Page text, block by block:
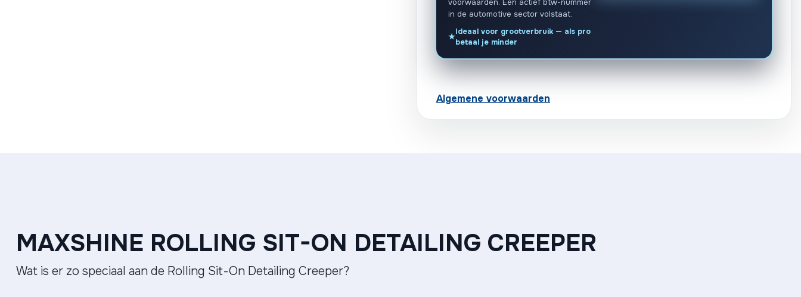
voorwaarden. Een actief btw-nummer
in de automotive sector volstaat.
Ideaal voor grootverbruik — als pro
betaal je minder
Algemene voorwaarden
MAXSHINE ROLLING SIT-ON DETAILING CREEPER
Wat is er zo speciaal aan de Rolling Sit-On Detailing Creeper?